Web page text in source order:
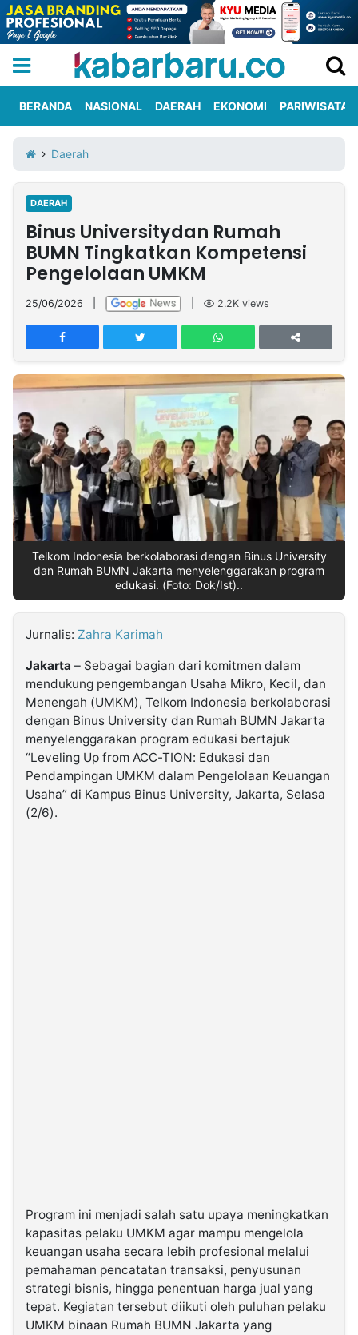
Iklan
Berita
Kami
Nasional
International
Olahraga
Entertainment
Daerah
Pariwisata
Kuliner
Kolom
Network
PT
TREETAN
INDONESIA
Partner
Insight
NTB
Suara
Time
Lens
IDN
Daily
Jogja
Jalan
Rakyat
Idealita
News
Kita
Notice
Dinamikapost.com
Radar
Baru
Seedbacklink
Follow
Kabarbaru
Kabarbaru.co
BERANDA NASIONAL DAERAH EKONOMI PARIWISATA
Daerah
DAERAH
Binus Universitydan Rumah
BUMN Tingkatkan Kompetensi
Pengelolaan UMKM
25/06/2026 2.2K views
Telkom Indonesia berkolaborasi dengan Binus University
dan Rumah BUMN Jakarta menyelenggarakan program
edukasi. (Foto: Dok/Ist)..
Jurnalis: Zahra Karimah
Jakarta – Sebagai bagian dari komitmen dalam
mendukung pengembangan Usaha Mikro, Kecil, dan
Menengah (UMKM), Telkom Indonesia berkolaborasi
dengan Binus University dan Rumah BUMN Jakarta
menyelenggarakan program edukasi bertajuk
“Leveling Up from ACC-TION: Edukasi dan
Pendampingan UMKM dalam Pengelolaan Keuangan
Usaha” di Kampus Binus University, Jakarta, Selasa
(2/6).
Program ini menjadi salah satu upaya meningkatkan
kapasitas pelaku UMKM agar mampu mengelola
keuangan usaha secara lebih profesional melalui
pemahaman pencatatan transaksi, penyusunan
strategi bisnis, hingga penentuan harga jual yang
tepat. Kegiatan tersebut diikuti oleh puluhan pelaku
UMKM binaan Rumah BUMN Jakarta yang